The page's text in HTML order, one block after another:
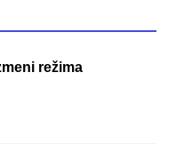
režima